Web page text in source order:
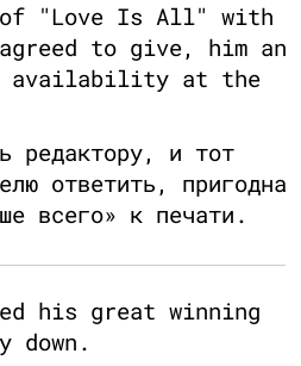
"Love Is All" with
to give, him an
availability at the
редактору, и тот
ответить, пригодна
всего» к печати.
his great winning
down.